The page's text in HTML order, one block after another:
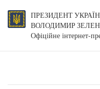
ПРЕЗИДЕНТ
ВОЛОДИМИР
Офіційне інтернет-